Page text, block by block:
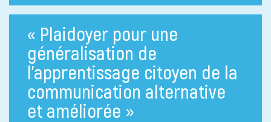
« Plaidoyer pour une
généralisation de
l’apprentissage citoyen de la
communication alternative
et améliorée »